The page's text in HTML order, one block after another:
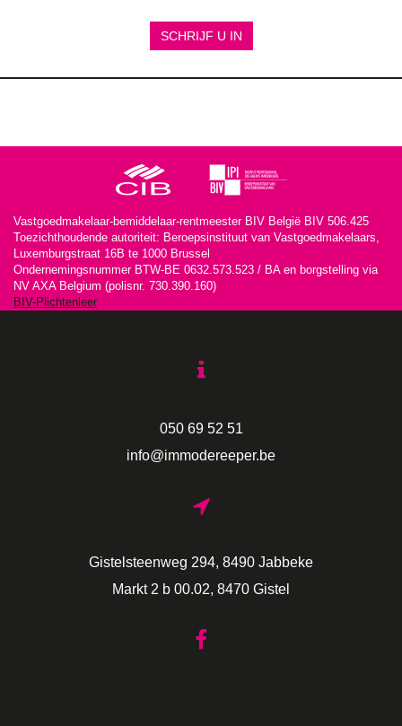
SCHRIJF U IN
Vastgoedmakelaar-bemiddelaar-rentmeester BIV België BIV 506.425
Toezichthoudende autoriteit: Beroepsinstituut van Vastgoedmakelaars,
Luxemburgstraat 16B te 1000 Brussel
Ondernemingsnummer BTW-BE 0632.573.523 / BA en borgstelling via
NV AXA Belgium (polisnr. 730.390.160)
BIV-Plichtenleer
050 69 52 51
info@immodereeper.be
Gistelsteenweg 294, 8490 Jabbeke
Markt 2 b 00.02, 8470 Gistel